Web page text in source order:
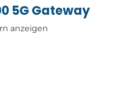
5G Gateway
anzeigen